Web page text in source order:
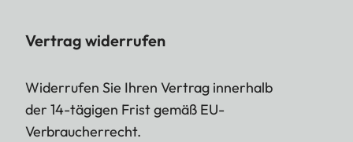
Vertrag widerrufen
Widerrufen Sie Ihren Vertrag innerhalb
der 14-tägigen Frist gemäß EU-
Verbraucherrecht.